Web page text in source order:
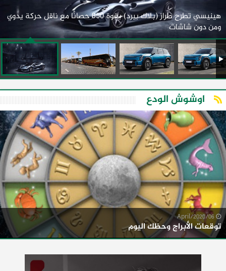
هينيسي تطرح طراز (بلاك بيرد) بقوة 850 حصانًا مع ناقل حركة يدوي
ومن دون شاشات
اوشوش الودع
توقعات الأبراج وحظك اليوم